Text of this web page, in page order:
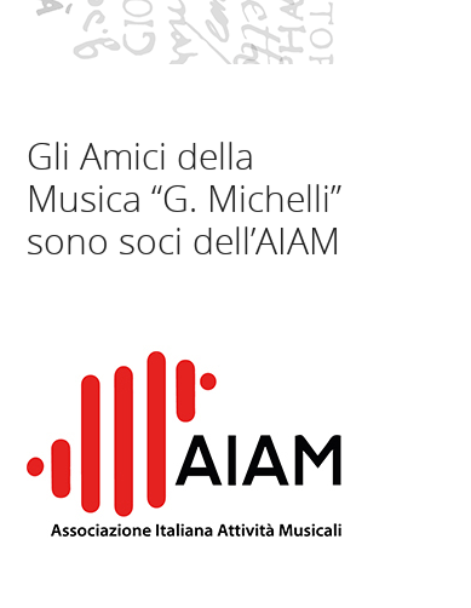
Gli Amici della
Musica “G. Michelli”
sono soci dell’AIAM